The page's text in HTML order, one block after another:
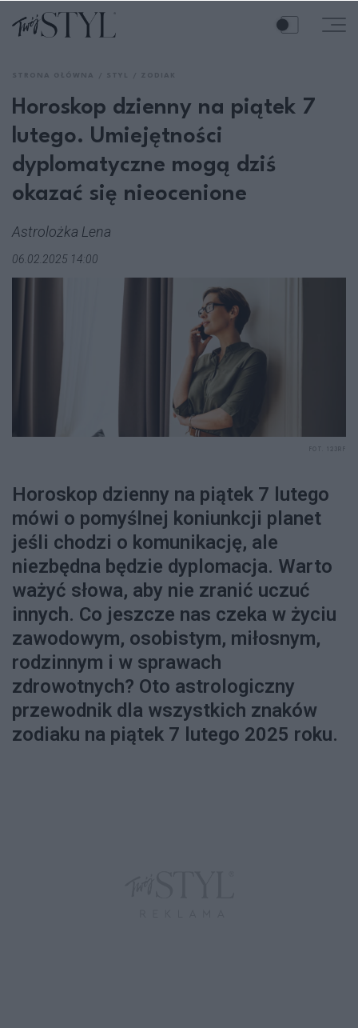
Horoskop dzienny na piątek 7
lutego. Umiejętności
dyplomatyczne mogą dziś
okazać się nieocenione
Astrolożka Lena
06.02.2025 14:00
Horoskop dzienny na piątek 7 lutego
mówi o pomyślnej koniunkcji planet
jeśli chodzi o komunikację, ale
niezbędna będzie dyplomacja. Warto
ważyć słowa, aby nie zranić uczuć
innych. Co jeszcze nas czeka w życiu
zawodowym, osobistym, miłosnym,
rodzinnym i w sprawach
zdrowotnych? Oto astrologiczny
przewodnik dla wszystkich znaków
zodiaku na piątek 7 lutego 2025 roku.